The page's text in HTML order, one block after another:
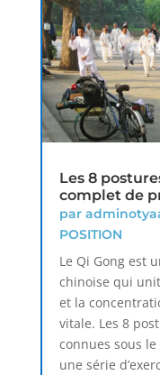
Les 8
complet de
par
POSITION
Le Qi Gong est
chinoise qui
et la
vitale. Les 8
connues sous
une série